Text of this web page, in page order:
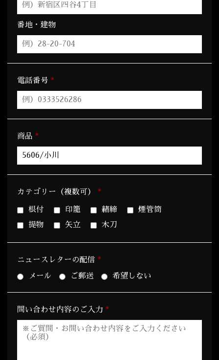
番地・建物
電話番号 *
商品 *
カテゴリー（複数可） *
根付 印籠 緒締
煙管筒
提物
矢立 木刀
ニュースレターの配信 *
メール ご郵送 希望しない
問い合わせ内容のご入力 *